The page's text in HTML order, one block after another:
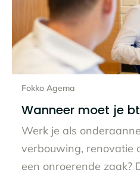
Fokko Agema
Wanneer moet je
Werk je als
verbouwing, renovatie
een onroerende zaak?